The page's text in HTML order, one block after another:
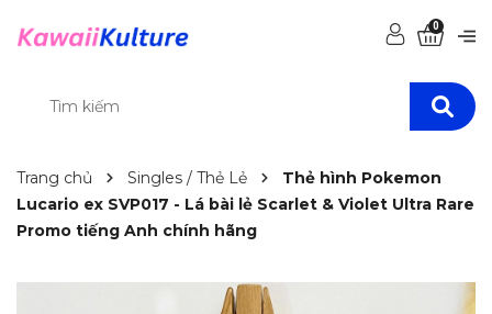
0
Trang chủ Singles / Thẻ Lẻ
Thẻ hình Pokemon
Lucario ex SVP017 - Lá bài lẻ Scarlet & Violet Ultra Rare
Promo tiếng Anh chính hãng